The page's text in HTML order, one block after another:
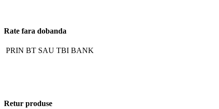
Rate fara dobanda
PRIN BT SAU TBI BANK
Retur produse